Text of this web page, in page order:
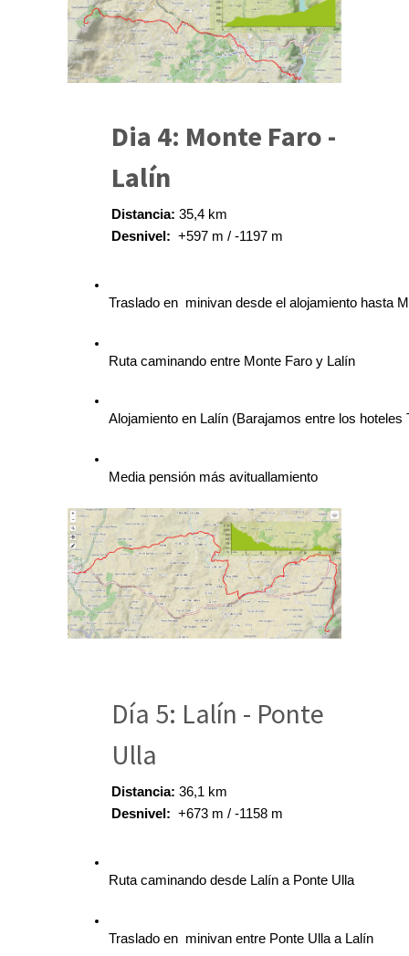
Dia 4: Monte Faro -
Lalín
Distancia: 35,4 km
Desnivel: +597 m / -1197 m
Traslado en  minivan desde el alojamiento hasta
Ruta caminando entre Monte Faro y Lalín
Alojamiento en Lalín (Barajamos entre los hoteles
Media pensión más avituallamiento
Día 5: Lalín - Ponte
Ulla
Distancia: 36,1 km
Desnivel: +673 m / -1158 m
Ruta caminando desde Lalín a Ponte Ulla
Traslado en  minivan entre Ponte Ulla a Lalín